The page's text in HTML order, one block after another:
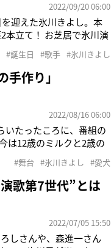
2022/09/20 06:00
迎えた氷川きよし。本
本立て！ お芝居で氷川演
スデーケーキと花束が贈
#誕生日 #歌手 #氷川きよし
作り」
2022/08/16 06:00
いたったころに、番組の
は12歳のミルクと2歳の
コアがいたが、持病と闘
#舞台 #氷川きよし #愛犬
歌第7世代”とは
2022/07/05 15:50
しさんや、森進一さん